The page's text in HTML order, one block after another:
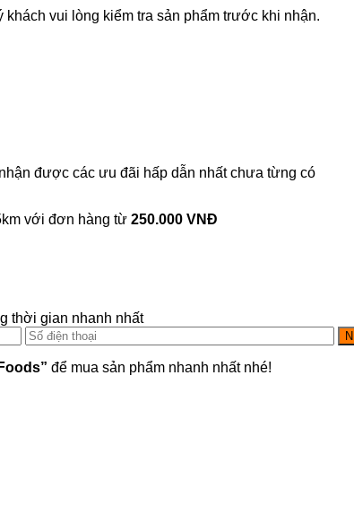
vui lòng kiểm tra sản phẩm trước khi nhận.
được các ưu đãi hấp dẫn nhất chưa từng có
với đơn hàng từ 250.000 VNĐ
thời gian nhanh nhất
để mua sản phẩm nhanh nhất nhé!